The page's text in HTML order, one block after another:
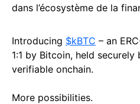
dans l’écosystème de la
Introducing $kBTC – an
1:1 by Bitcoin, held
verifiable onchain.
More possibilities.